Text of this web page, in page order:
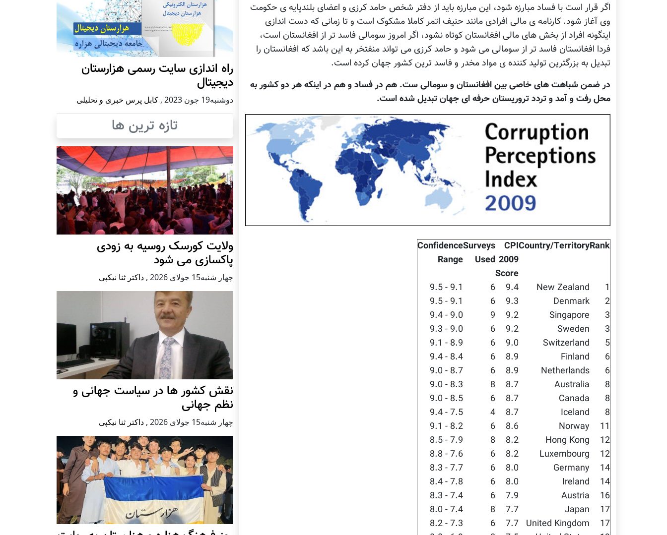
اگر قرار است با فساد مبارزه شود، اين مبارزه باید از دفتر شخص حامد کرزی و اعضای بلندپایه ی حکومت
وی آغاز شود. کارنامه ی مالی افرادی مانند حنيف اتمر کاملا مشکوک است و تا زمانی که دست اندازی
اينگونه افراد از بخش های مالی افغانستان کوتاه نشود، اگر امروز سومالی فاسد تر از افغانستان است،
فردا افغانستان فاسد تر از سومالی می شود و حامد کرزی می تواند منفتخر به اين باشد که افغانستان را
تبديل به بزرگترين توليد کننده ی مواد مخدر و فاسد ترين کشور جهان کرده است.
در ضمن شباهت های خاصی بین افغانستان و سومالی ست. هم در فساد و هم در اينکه هر دو کشور به
محل رفت و آمد و تردد تروريستان حرفه ای جهان تبديل شده است.
Rank
Country/Territory
CPI
2009
Score
Surveys
Used
Confidence
Range
1
New Zealand
9.4
6
9.1 - 9.5
2
Denmark
9.3
6
9.1 - 9.5
3
Singapore
9.2
9
9.0 - 9.4
3
Sweden
9.2
6
9.0 - 9.3
5
Switzerland
9.0
6
8.9 - 9.1
6
Finland
8.9
6
8.4 - 9.4
6
Netherlands
8.9
6
8.7 - 9.0
8
Australia
8.7
8
8.3 - 9.0
8
Canada
8.7
6
8.5 - 9.0
8
Iceland
8.7
4
7.5 - 9.4
11
Norway
8.6
6
8.2 - 9.1
12
Hong Kong
8.2
8
7.9 - 8.5
12
Luxembourg
8.2
6
7.6 - 8.8
14
Germany
8.0
6
7.7 - 8.3
14
Ireland
8.0
6
7.8 - 8.4
16
Austria
7.9
6
7.4 - 8.3
17
Japan
7.7
8
7.4 - 8.0
17
United Kingdom
7.7
6
7.3 - 8.2
راه اندازی سایت رسمی هزارستان
دیجیتال
دوشنبه19 جون 2023 , کابل پرس خبری و تحلیلی
تازه ترین ها
ولایت کورسک روسیه به زودی
پاکسازی می شود
چهار شنبه15 جولای 2026 , داکتر ثنا نیکپی
نقش کشور ها در سیاست جهانی و
نظم جهانی
چهار شنبه15 جولای 2026 , داکتر ثنا نیکپی